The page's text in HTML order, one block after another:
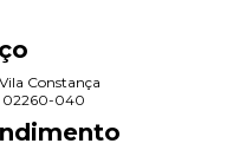
Constança
02260-040